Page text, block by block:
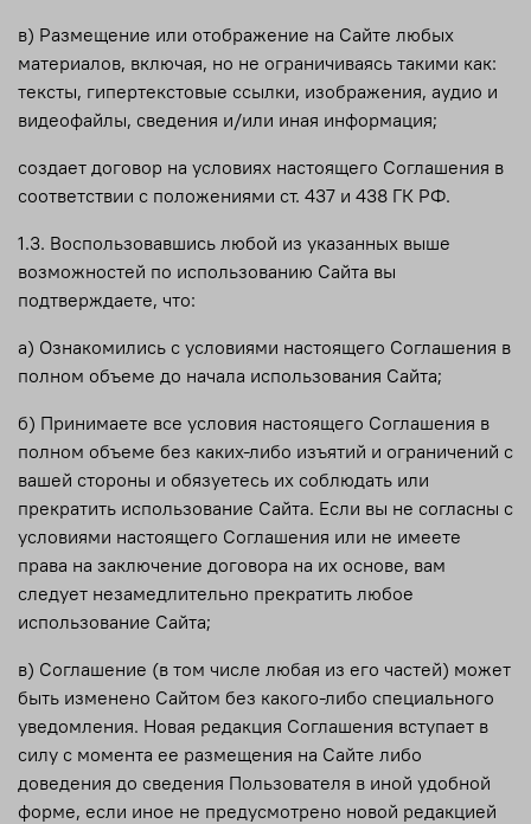
в) Размещение или отображение на Сайте любых
материалов, включая, но не ограничиваясь такими как:
тексты, гипертекстовые ссылки, изображения, аудио и
видеофайлы, сведения и/или иная информация;
создает договор на условиях настоящего Соглашения в
соответствии с положениями ст. 437 и 438 ГК РФ.
1.3. Воспользовавшись любой из указанных выше
возможностей по использованию Сайта вы
подтверждаете, что:
а) Ознакомились с условиями настоящего Соглашения в
полном объеме до начала использования Сайта;
б) Принимаете все условия настоящего Соглашения в
полном объеме без каких-либо изъятий и ограничений с
вашей стороны и обязуетесь их соблюдать или
прекратить использование Сайта. Если вы не согласны с
условиями настоящего Соглашения или не имеете
права на заключение договора на их основе, вам
следует незамедлительно прекратить любое
использование Сайта;
в) Соглашение (в том числе любая из его частей) может
быть изменено Сайтом без какого-либо специального
уведомления. Новая редакция Соглашения вступает в
силу с момента ее размещения на Сайте либо
доведения до сведения Пользователя в иной удобной
форме, если иное не предусмотрено новой редакцией